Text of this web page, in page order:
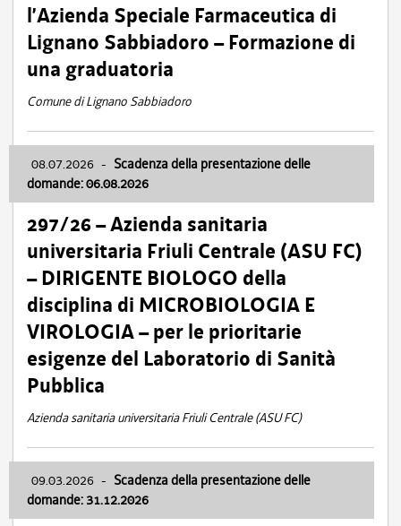
l’Azienda Speciale Farmaceutica di
Lignano Sabbiadoro – Formazione di
una graduatoria
Comune di Lignano Sabbiadoro
08.07.2026 - Scadenza della presentazione delle
domande: 06.08.2026
297/26 – Azienda sanitaria
universitaria Friuli Centrale (ASU FC)
– DIRIGENTE BIOLOGO della
disciplina di MICROBIOLOGIA E
VIROLOGIA – per le prioritarie
esigenze del Laboratorio di Sanità
Pubblica
Azienda sanitaria universitaria Friuli Centrale (ASU FC)
09.03.2026 - Scadenza della presentazione delle
domande: 31.12.2026